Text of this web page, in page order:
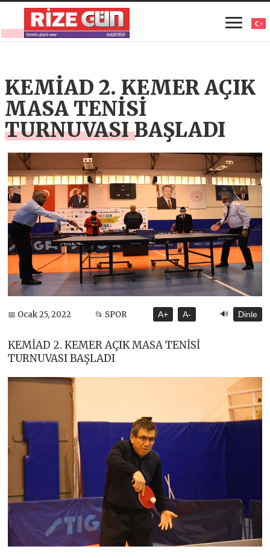
KEMİAD 2. KEMER AÇIK
MASA TENİSİ
TURNUVASI BAŞLADI
📅 Ocak 25, 2022 📂 SPOR A+ A- 🔊 Dinle
KEMİAD 2. KEMER AÇIK MASA TENİSİ
TURNUVASI BAŞLADI